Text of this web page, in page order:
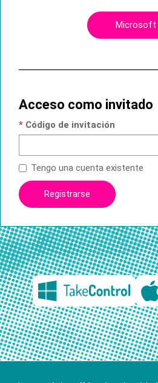
Microsoft
Acceso como invitado
Código de invitación
Tengo una cuenta existente
Registrarse